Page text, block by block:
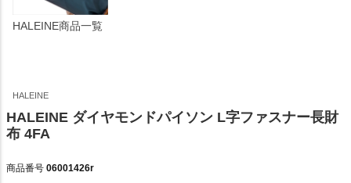
HALEINE商品一覧
HALEINE
HALEINE ダイヤモンドパイソン L字ファスナー長財
布 4FA
商品番号 06001426r